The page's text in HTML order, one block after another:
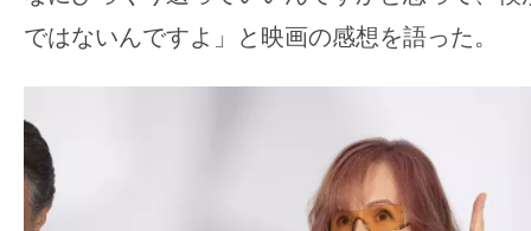
ではないんですよ」と映画の感想を語った。